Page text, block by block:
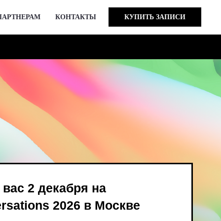
КОНТАКТЫ КУПИТЬ ЗАПИСИ
Bird и опен-колл
августе
на
в Москве